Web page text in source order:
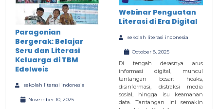
Paragonian
Bergerak: Belajar
Seru dan Literasi
Keluarga di TBM
Edelweis
sekolah literasi indonesia
November 10, 2025
Webinar Penguatan
Literasi di Era Digital
sekolah literasi indonesia
October 8, 2025
Di tengah derasnya arus
informasi digital, muncul
tantangan besar: hoaks,
disinformasi, distraksi media
sosial, hingga isu keamanan
data. Tantangan ini semakin